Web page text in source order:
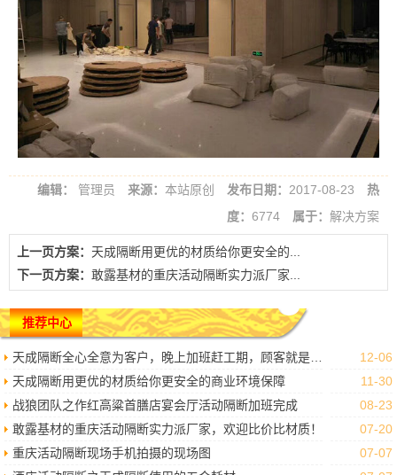
编辑： 管理员 来源： 本站原创 发布日期： 2017-08-23 热
度： 6774 属于： 解决方案
上一页方案： 天成隔断用更优的材质给你更安全的...
下一页方案： 敢露基材的重庆活动隔断实力派厂家...
推荐中心
天成隔断全心全意为客户，晚上加班赶工期，顾客就是上帝我们做到了。
12-06
天成隔断用更优的材质给你更安全的商业环境保障
11-30
战狼团队之作红高粱首膳店宴会厅活动隔断加班完成
08-23
敢露基材的重庆活动隔断实力派厂家，欢迎比价比材质！
07-20
重庆活动隔断现场手机拍摄的现场图
07-07